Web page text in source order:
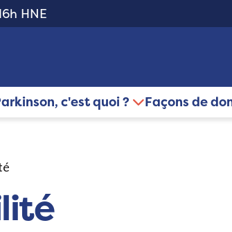
HNE
c'est quoi ? Façons de